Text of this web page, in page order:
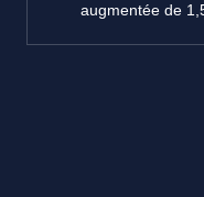
augmentée de